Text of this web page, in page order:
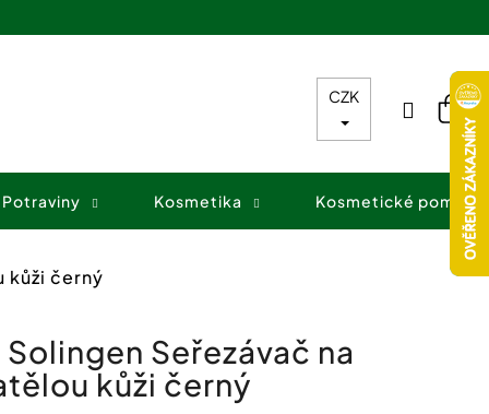
Potraviny Kosmetika Kosmetické
CZK
kůži černý
Solingen Seřezávač na
kůži černý